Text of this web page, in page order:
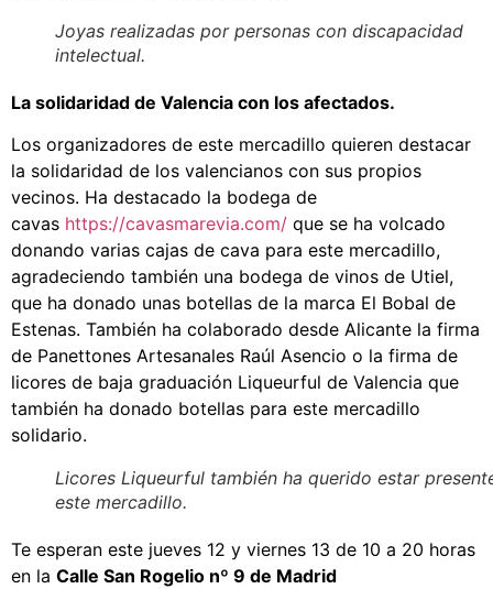
Joyas realizadas por personas con discapacidad
intelectual.
La solidaridad de Valencia con los afectados.
Los organizadores de este mercadillo quieren destacar
la solidaridad de los valencianos con sus propios
vecinos. Ha destacado la bodega de
cavas https://cavasmarevia.com/ que se ha volcado
donando varias cajas de cava para este mercadillo,
agradeciendo también una bodega de vinos de Utiel,
que ha donado unas botellas de la marca El Bobal de
Estenas. También ha colaborado desde Alicante la firma
de Panettones Artesanales Raúl Asencio o la firma de
licores de baja graduación Liqueurful de Valencia que
también ha donado botellas para este mercadillo
solidario.
Licores Liqueurful también ha querido estar
este mercadillo.
Te esperan este jueves 12 y viernes 13 de 10 a 20 horas
en la Calle San Rogelio nº 9 de Madrid